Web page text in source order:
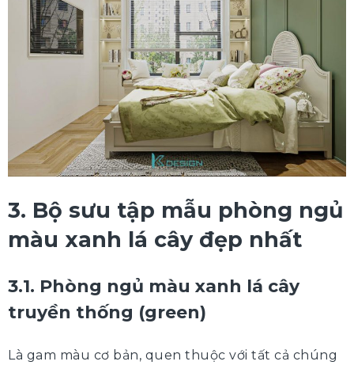
3. Bộ sưu tập mẫu phòng ngủ
màu xanh lá cây đẹp nhất
3.1. Phòng ngủ màu xanh lá cây
truyền thống (green)
Là gam màu cơ bản, quen thuộc với tất cả chúng